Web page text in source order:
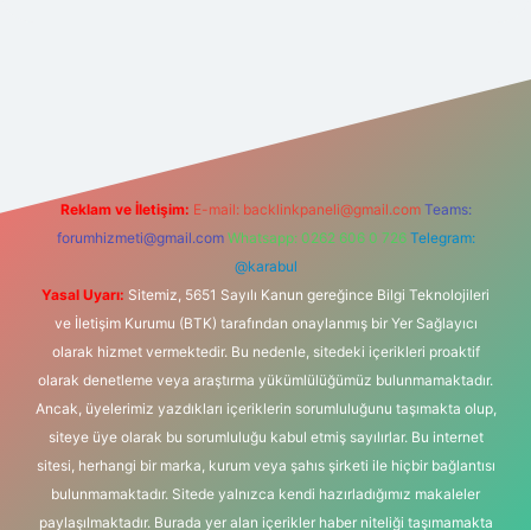
Reklam ve İletişim: E-mail: backlinkpaneli@gmail.com Teams:
forumhizmeti@gmail.com Whatsapp: 0262 606 0 726 Telegram:
@karabul
Yasal Uyarı: Sitemiz, 5651 Sayılı Kanun gereğince Bilgi Teknolojileri
ve İletişim Kurumu (BTK) tarafından onaylanmış bir Yer Sağlayıcı
olarak hizmet vermektedir. Bu nedenle, sitedeki içerikleri proaktif
olarak denetleme veya araştırma yükümlülüğümüz bulunmamaktadır.
Ancak, üyelerimiz yazdıkları içeriklerin sorumluluğunu taşımakta olup,
siteye üye olarak bu sorumluluğu kabul etmiş sayılırlar. Bu internet
sitesi, herhangi bir marka, kurum veya şahıs şirketi ile hiçbir bağlantısı
bulunmamaktadır. Sitede yalnızca kendi hazırladığımız makaleler
paylaşılmaktadır. Burada yer alan içerikler haber niteliği taşımamakta